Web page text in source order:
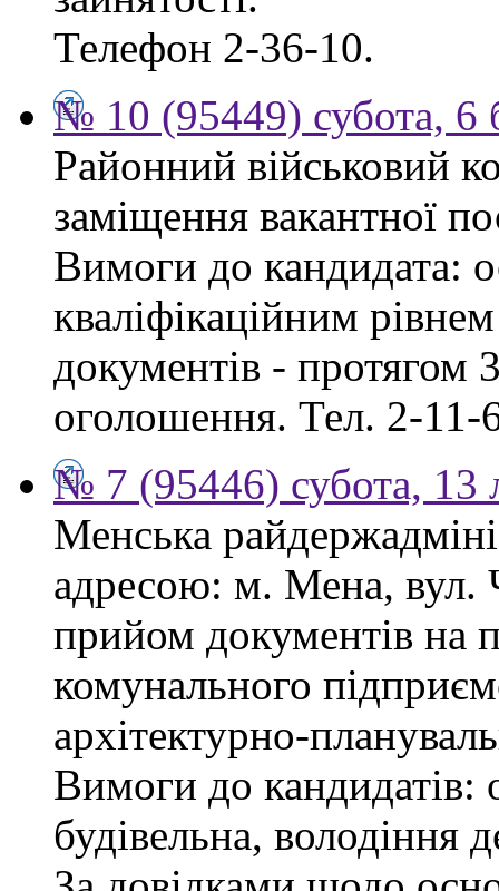
Телефон 2-36-10.
№ 10 (95449) субота, 6
Районний військовий
заміщення вакантної
Вимоги до кандидата:
кваліфікаційним
документів - протягом
оголошення. Тел. 2-11-
№ 7 (95446) субота, 13
Менська
адресою: м. Мена, вул.
прийом документів на
комунального
архітектурно-
Вимоги до кандидатів:
будівельна,